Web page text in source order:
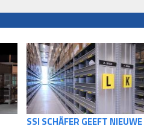
SSI SCHÄFER GEEFT NIEUWE